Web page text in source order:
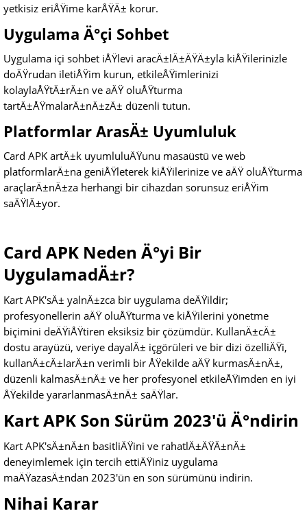
yetkisiz eriÅŸime karÅŸÄ± korur.
Uygulama Ä°çi Sohbet
Uygulama içi sohbet iÅŸlevi aracÄ±lÄ±ÄŸÄ±yla kiÅŸilerinizle
doÄŸrudan iletiÅŸim kurun, etkileÅŸimlerinizi
kolaylaÅŸtÄ±rÄ±n ve aÄŸ oluÅŸturma
tartÄ±ÅŸmalarÄ±nÄ±zÄ± düzenli tutun.
Platformlar ArasÄ± Uyumluluk
Card APK artÄ±k uyumluluÄŸunu masaüstü ve web
platformlarÄ±na geniÅŸleterek kiÅŸilerinize ve aÄŸ oluÅŸturma
araçlarÄ±nÄ±za herhangi bir cihazdan sorunsuz eriÅŸim
saÄŸlÄ±yor.
Card APK Neden Ä°yi Bir
UygulamadÄ±r?
Kart APK'sÄ± yalnÄ±zca bir uygulama deÄŸildir;
profesyonellerin aÄŸ oluÅŸturma ve kiÅŸilerini yönetme
biçimini deÄŸiÅŸtiren eksiksiz bir çözümdür. KullanÄ±cÄ±
dostu arayüzü, veriye dayalÄ± içgörüleri ve bir dizi özelliÄŸi,
kullanÄ±cÄ±larÄ±n verimli bir ÅŸekilde aÄŸ kurmasÄ±nÄ±,
düzenli kalmasÄ±nÄ± ve her profesyonel etkileÅŸimden en iyi
ÅŸekilde yararlanmasÄ±nÄ± saÄŸlar.
Kart APK Son Sürüm 2023'ü Ä°ndirin
Kart APK'sÄ±nÄ±n basitliÄŸini ve rahatlÄ±ÄŸÄ±nÄ±
deneyimlemek için tercih ettiÄŸiniz uygulama
maÄŸazasÄ±ndan 2023'ün en son sürümünü indirin.
Nihai Karar